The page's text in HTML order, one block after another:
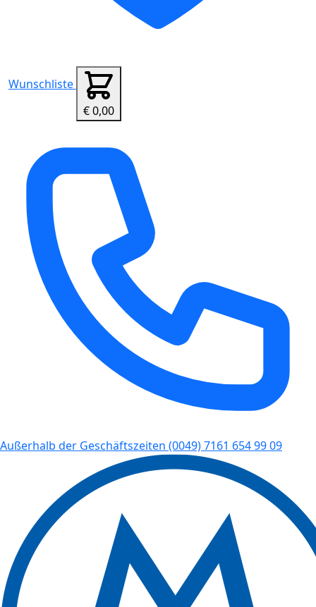
Wunschliste
€ 0,00
Außerhalb der Geschäftszeiten (0049) 7161 654 99 09